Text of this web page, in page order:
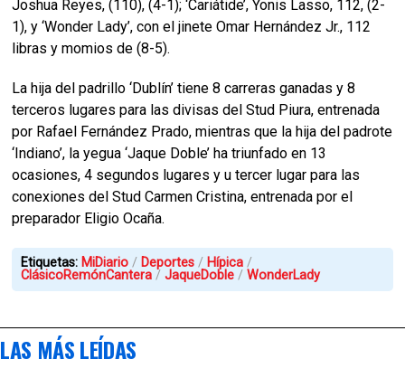
Joshua Reyes, (110), (4-1); ‘Cariátide’, Yonis Lasso, 112, (2-
1), y ‘Wonder Lady’, con el jinete Omar Hernández Jr., 112
libras y momios de (8-5).
La hija del padrillo ‘Dublín’ tiene 8 carreras ganadas y 8
terceros lugares para las divisas del Stud Piura, entrenada
por Rafael Fernández Prado, mientras que la hija del padrote
‘Indiano’, la yegua ‘Jaque Doble’ ha triunfado en 13
ocasiones, 4 segundos lugares y u tercer lugar para las
conexiones del Stud Carmen Cristina, entrenada por el
preparador Eligio Ocaña.
Etiquetas: MiDiario Deportes
Hípica
ClásicoRemónCantera
JaqueDoble WonderLady
LAS MÁS LEÍDAS